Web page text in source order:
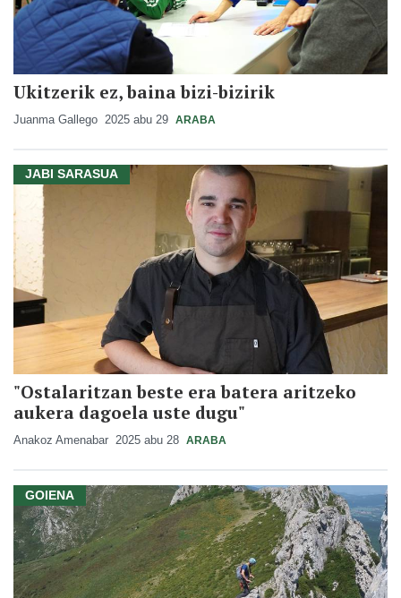
Ukitzerik ez, baina bizi-bizirik
Juanma Gallego 2025 abu 29 ARABA
JABI SARASUA
"Ostalaritzan beste era batera aritzeko
aukera dagoela uste dugu"
Anakoz Amenabar 2025 abu 28 ARABA
GOIENA